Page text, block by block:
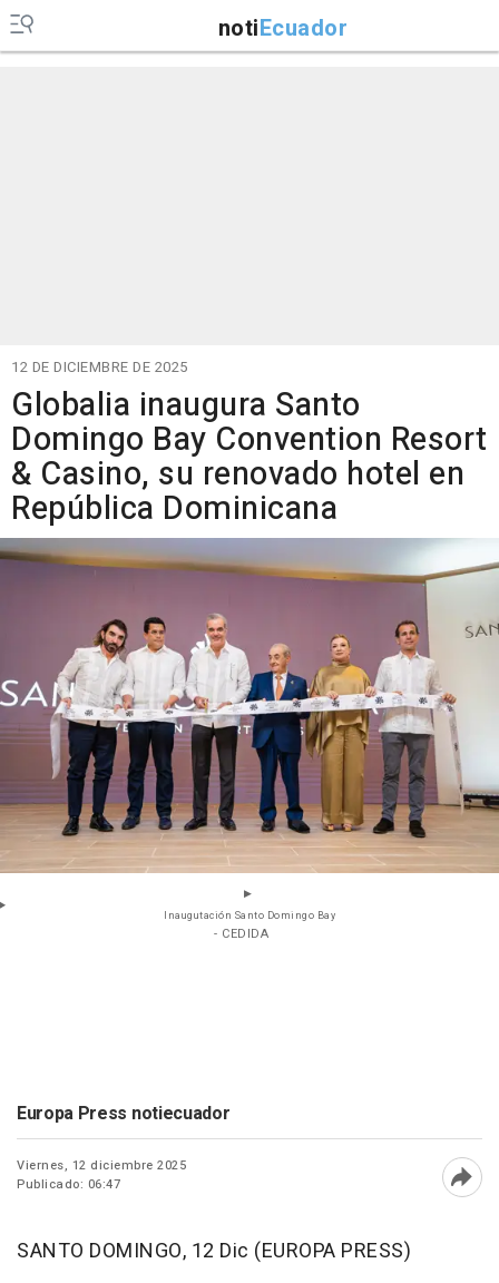
notiEcuador
12 DE DICIEMBRE DE 2025
Globalia inaugura Santo
Domingo Bay Convention Resort
& Casino, su renovado hotel en
República Dominicana
Inaugutación Santo Domingo Bay
- CEDIDA
Europa Press notiecuador
Viernes, 12 diciembre 2025
Publicado: 06:47
SANTO DOMINGO, 12 Dic (EUROPA PRESS)